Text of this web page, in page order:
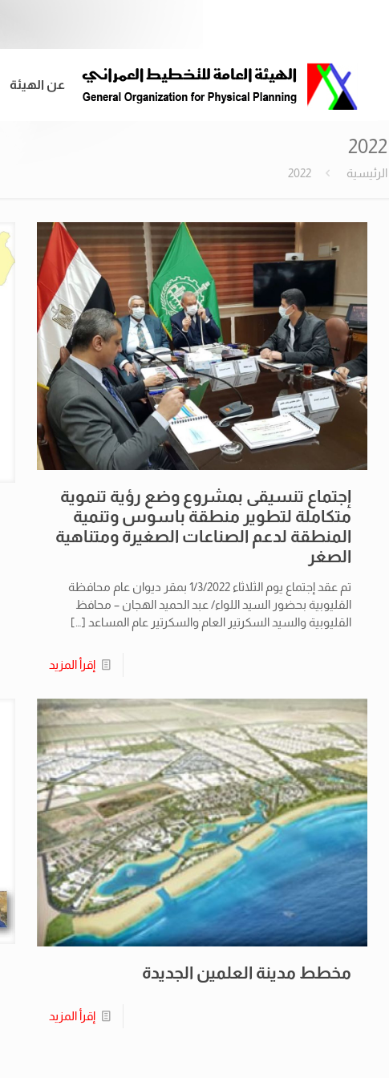
عن الهيئة
2022
الرئيسية 2022
إجتماع تنسيقى بمشروع وضع رؤية تنموية
متكاملة لتطوير منطقة باسوس وتنمية
المنطقة لدعم الصناعات الصغيرة ومتناهية
الصغر
تم عقد إجتماع يوم الثلاثاء 1/3/2022 بمقر ديوان عام محافظة
القليوبية بحضور السيد اللواء/ عبد الحميد الهجان – محافظ
القليوبية والسيد السكرتير العام والسكرتير عام المساعد […]
إقرأ المزيد
مخطط مدينة العلمين الجديدة
إقرأ المزيد